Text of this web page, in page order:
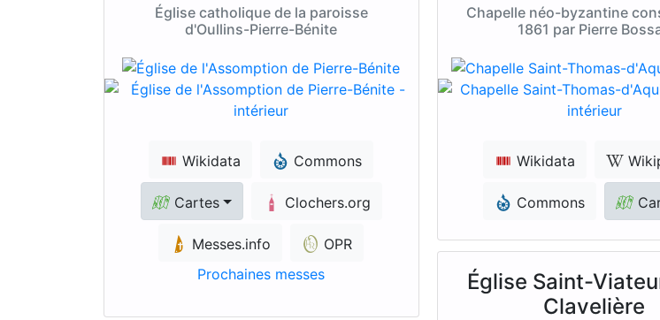
Église catholique de la paroisse
d'Oullins-Pierre-Bénite
Wikidata Commons
Cartes Clochers.org
Messes.info
OPR
Prochaines messes
Chapelle néo-byzantine
1861 par Pierre
Wikidata
Commons
Église Saint-
Clavelière